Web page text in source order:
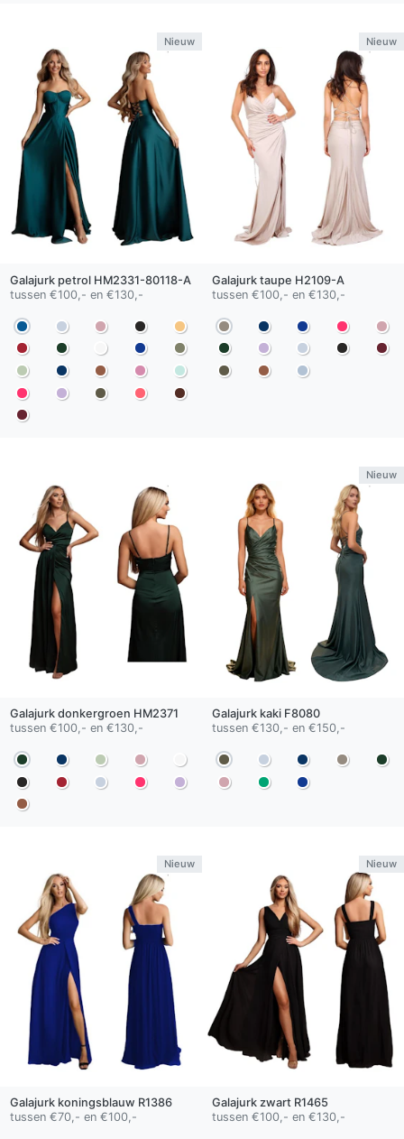
Nieuw
Galajurk petrolHM2331-80118-A
tussen €100,- en €130,-
Nieuw
Galajurk taupe H2109-A
tussen €100,- en €130,-
Galajurk donkergroen HM2371
tussen €100,- en €130,-
Nieuw
Galajurk kakiF8080
tussen €130,- en €150,-
Nieuw
Galajurk koningsblauw R1386
tussen €70,- en €100,-
Nieuw
Galajurk zwartR1465
tussen €100,- en €130,-